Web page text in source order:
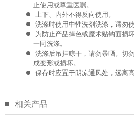
止使用或尊重医嘱。
上下、内外不得反向使用。
洗涤时使用中性洗剂洗涤，请勿
为防止产品掉色或魔术贴钩面损
一同洗涤。
洗涤后吊挂晾干，请勿暴晒。切
成变形或损坏。
保存时应置于阴凉通风处，远离高
■ 相关产品